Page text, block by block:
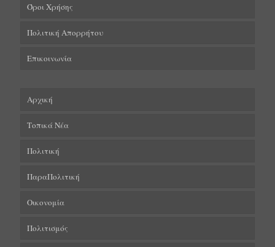
Όροι Χρήσης
Πολιτική Απορρήτου
Επικοινωνία
Αρχική
Τοπικά Νέα
Πολιτική
ΠαραΠολιτική
Οικονομία
Πολιτισμός